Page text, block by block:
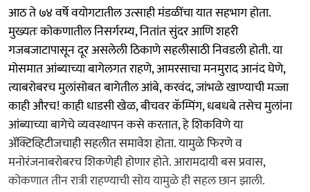
आठ ते ७४ वर्षे वयोगटातील उत्साही मंडळींचा यात सहभाग होता.
मुख्यतः कोकणातील निसर्गरम्य, नितांत सुंदर आणि शहरी
गजबजाटापासून दूर असलेली ठिकाणे सहलीसाठी निवडली होती. या
मोसमात आंब्याच्या बागेलगत राहणे, आमरसाचा मनमुराद आनंद घेणे,
त्याबरोबरच मुलांसोबत बागेतील आंबे, करवंद, जांभळे खाण्याची मज्जा
काही औरच! काही धाडसी खेळ, बीचवर कॅम्पिंग, धबधबे तसेच मुलांना
आंब्याच्या बागेचे व्यवस्थापन कसे करतात, हे शिकविणे या
ॲक्टिव्हिटीजचाही सहलीत समावेश होता. यामुळे फिरणे व
मनोरंजनाबरोबरच शिकणेही होणार होते. आरामदायी बस प्रवास,
कोकणात तीन रात्री राहण्याची सोय यामुळे ही सहल छान झाली.